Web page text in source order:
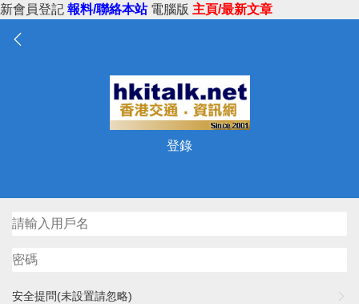
新會員登記 報料/聯絡本站 電腦版 主頁/最新文章
登錄
安全提問(未設置請忽略)